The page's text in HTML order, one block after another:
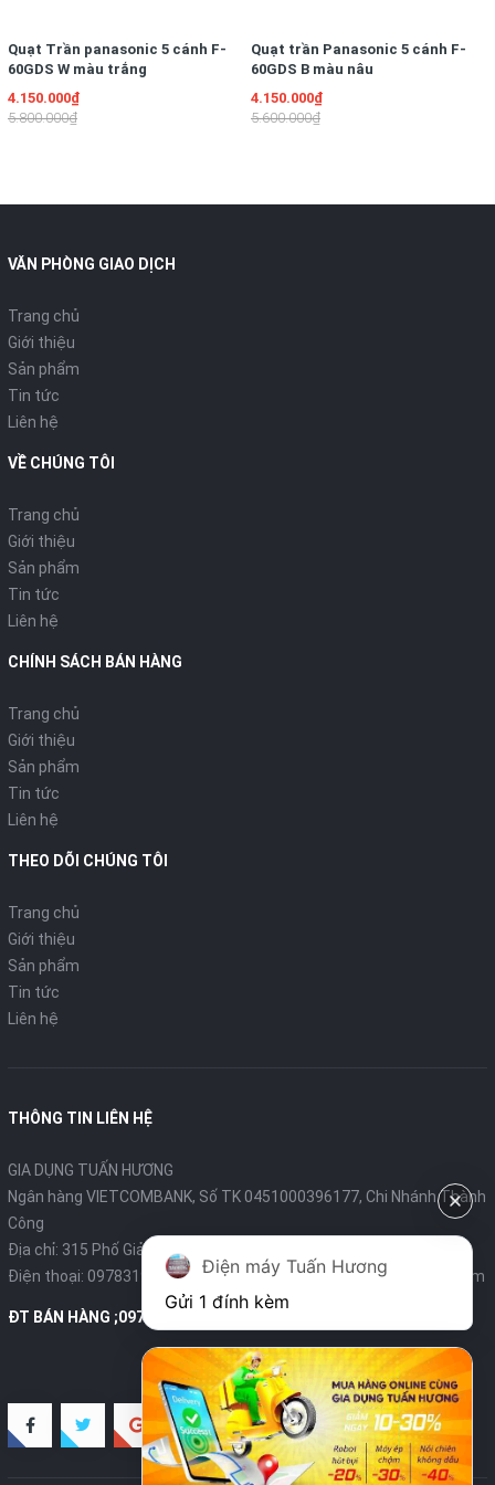
nhỏ, cắt thái thực phẩm, xay nhuyễn, đánh trứng, kem, bột đều
tiện dụng.
Dễ dàng sử dụng
Được thiết kế với dạng cầm tay nên máy phù hợp với nhiều cỡ
mềm mại nhằm tạo cảm giác thoải mái cho người sử dụng.
dàng quan sát thực phẩm và kiểm soát được tốc độ xay cho
phù hợp với thực phẩm.
Quạt Trần panasonic 5 cánh F-
60GDS W màu trắng
4.150.000₫
5.800.000₫
Quạt trần Panasonic 5 cánh F-
60GDS B màu nâu
4.150.000₫
5.600.000₫
VĂN PHÒNG GIAO DỊCH
Trang chủ
Giới thiệu
Sản phẩm
Tin tức
Liên hệ
VỀ CHÚNG TÔI
Trang chủ
Giới thiệu
Sản phẩm
Tin tức
Liên hệ
CHÍNH SÁCH BÁN HÀNG
Trang chủ
Giới thiệu
Sản phẩm
Tin tức
Liên hệ
THEO DÕI CHÚNG TÔI
Trang chủ
Giới thiệu
Sản phẩm
Tin tức
Liên hệ
THÔNG TIN LIÊN HỆ
GIA DỤNG TUẤN HƯƠNG
Ngân hàng VIETCOMBANK, Số TK 0451000396177, Chi Nhánh Thành
Công
Địa chỉ: 315 Phố Giảng Võ - Ba Đình - Hà Nội
Điện thoại: 0978319375- Email:diengiadungtuanhuong@gmail.com
ĐT BÁN HÀNG ;0978319375
Điện máy Tuấn Hương
Gửi 1 đính kèm